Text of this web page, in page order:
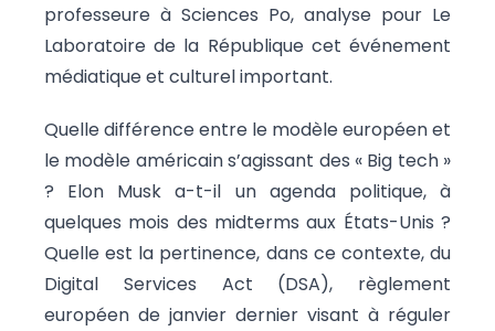
professeure à Sciences Po, analyse pour Le
Laboratoire de la République cet événement
médiatique et culturel important.
Quelle différence entre le modèle européen et
le modèle américain s’agissant des « Big tech »
? Elon Musk a-t-il un agenda politique, à
quelques mois des midterms aux États-Unis ?
Quelle est la pertinence, dans ce contexte, du
Digital Services Act (DSA), règlement
européen de janvier dernier visant à réguler